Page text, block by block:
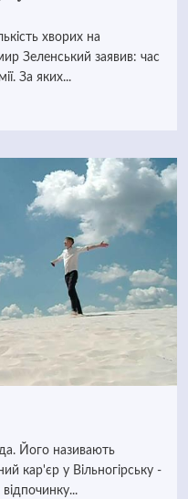
хворих на
Зеленський заявив: час
За яких...
Його називають
кар'єр у Вільногірську -